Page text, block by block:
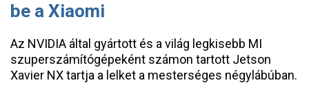
be a Xiaomi
Az NVIDIA által gyártott és a világ legkisebb MI
szuperszámítógépeként számon tartott Jetson
Xavier NX tartja a lelket a mesterséges négylábúban.